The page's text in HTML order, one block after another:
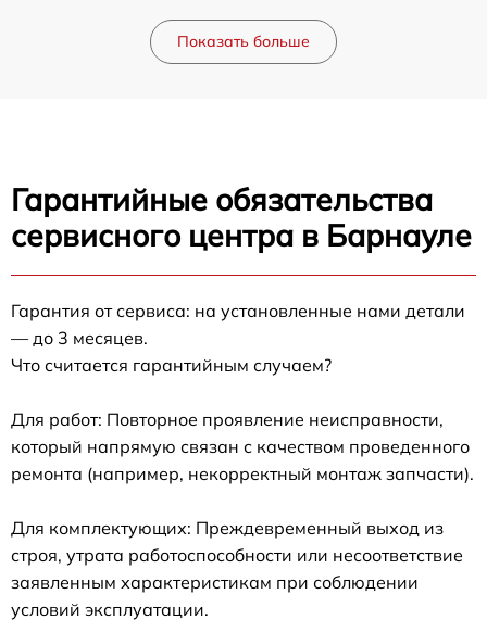
Показать больше
Гарантийные обязательства
сервисного центра в Барнауле
Гарантия от сервиса: на установленные нами детали
— до 3 месяцев.
Что считается гарантийным случаем?
Для работ: Повторное проявление неисправности,
который напрямую связан с качеством проведенного
ремонта (например, некорректный монтаж запчасти).
Для комплектующих: Преждевременный выход из
строя, утрата работоспособности или несоответствие
заявленным характеристикам при соблюдении
условий эксплуатации.